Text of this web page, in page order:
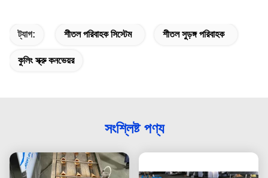
ট্যাগ: শীতল পরিবাহক সিস্টেম শীতল সুড়ঙ্গ পরিবাহক
কুলিং স্ক্রু কনভেয়র
সংশ্লিষ্ট পণ্য